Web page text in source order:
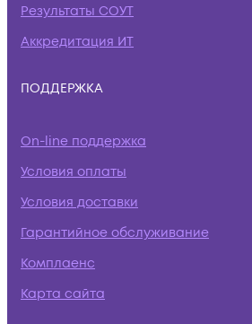
Результаты СОУТ
Аккредитация ИТ
ПОДДЕРЖКА
On-line поддержка
Условия оплаты
Условия доставки
Гарантийное обслуживание
Комплаенс
Карта сайта